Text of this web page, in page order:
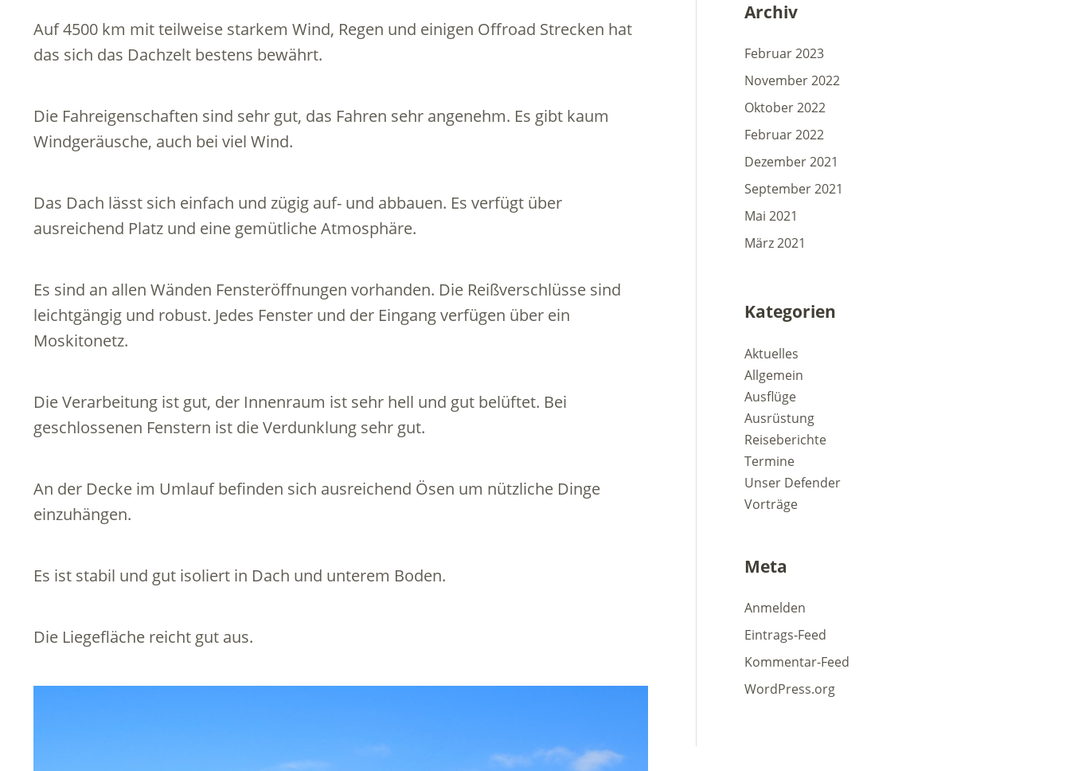
Auf 4500 km mit teilweise starkem Wind, Regen und einigen Offroad Strecken hat
das sich das Dachzelt bestens bewährt.
Die Fahreigenschaften sind sehr gut, das Fahren sehr angenehm. Es gibt kaum
Windgeräusche, auch bei viel Wind.
Das Dach lässt sich einfach und zügig auf- und abbauen. Es verfügt über
ausreichend Platz und eine gemütliche Atmosphäre.
Es sind an allen Wänden Fensteröffnungen vorhanden. Die Reißverschlüsse sind
leichtgängig und robust. Jedes Fenster und der Eingang verfügen über ein
Moskitonetz.
Die Verarbeitung ist gut, der Innenraum ist sehr hell und gut belüftet. Bei
geschlossenen Fenstern ist die Verdunklung sehr gut.
An der Decke im Umlauf befinden sich ausreichend Ösen um nützliche Dinge
einzuhängen.
Es ist stabil und gut isoliert in Dach und unterem Boden.
Die Liegefläche reicht gut aus.
Archiv
Februar 2023
November 2022
Oktober 2022
Februar 2022
Dezember 2021
September 2021
Mai 2021
März 2021
Kategorien
Aktuelles
Allgemein
Ausflüge
Ausrüstung
Reiseberichte
Termine
Unser Defender
Vorträge
Meta
Anmelden
Eintrags-Feed
Kommentar-Feed
WordPress.org